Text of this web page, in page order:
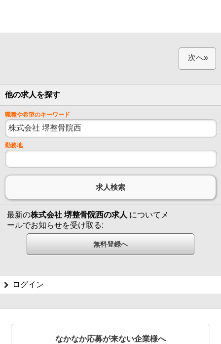
次へ»
他の求人を探す
職種や希望のキーワード
勤務地
最新の株式会社 堺整骨院西の求人 についてメ
ールでお知らせを受け取る:
ログイン
なかなか応募が来ない企業様へ